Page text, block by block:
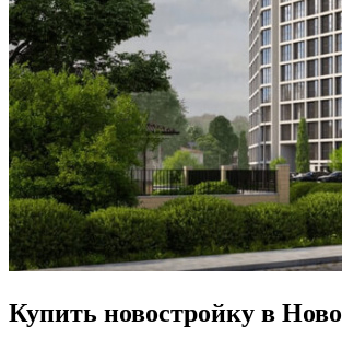
Купить новостройку в